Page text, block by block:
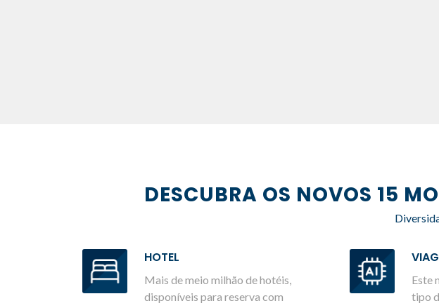
DESCUBRA OS NOVOS 15
HOTEL
Mais de meio milhão de hotéis,
disponíveis para reserva com
Este
tipo